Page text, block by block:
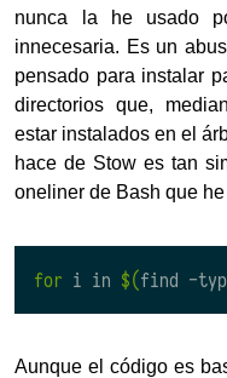
nunca la he usado
innecesaria. Es un
pensado para instalar
directorios que,
estar instalados en el
hace de Stow es tan
oneliner de Bash que
for i in $(find -
Aunque el código es